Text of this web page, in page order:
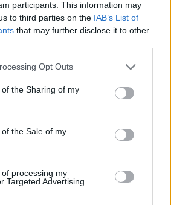
participants. This information may
to third parties on the IAB’s List of
that may further disclose it to other
app uses one or more Google
or usage behaviour. You may click to
to Google and its third-party tags to
specified purposes in below Google
Opt Outs
the Sharing of my
the Sale of my
processing my
Targeted Advertising.
Day supera Avengers:
da record